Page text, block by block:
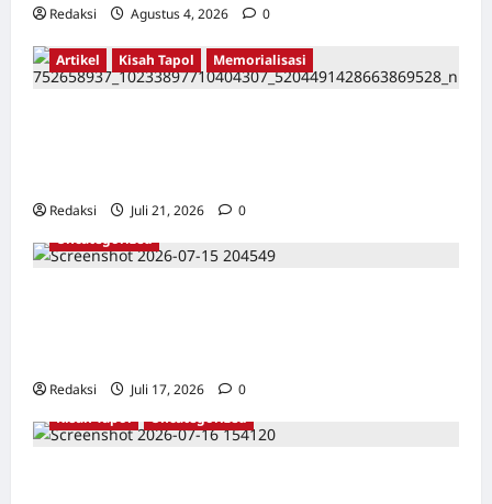
Redaksi Agustus 4, 2026 0
Artikel Kisah Tapol Memorialisasi
Redaksi Juli 21, 2026
0
Uncategorized
Redaksi Juli 17, 2026
0
Kisah Tapol
Uncategorized